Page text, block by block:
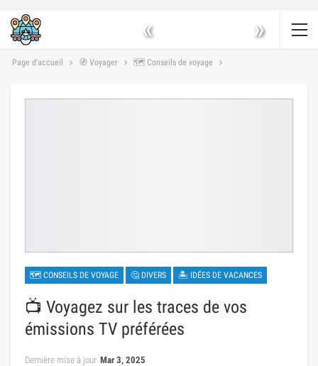
« »
Page d'accueil 🧭 Voyager 🗺 Conseils de voyage
🗺 CONSEILS DE VOYAGE 🤔 DIVERS 🏝 IDÉES DE VACANCES
📺 Voyagez sur les traces de vos
émissions TV préférées
Dernière mise à jour Mar 3, 2025